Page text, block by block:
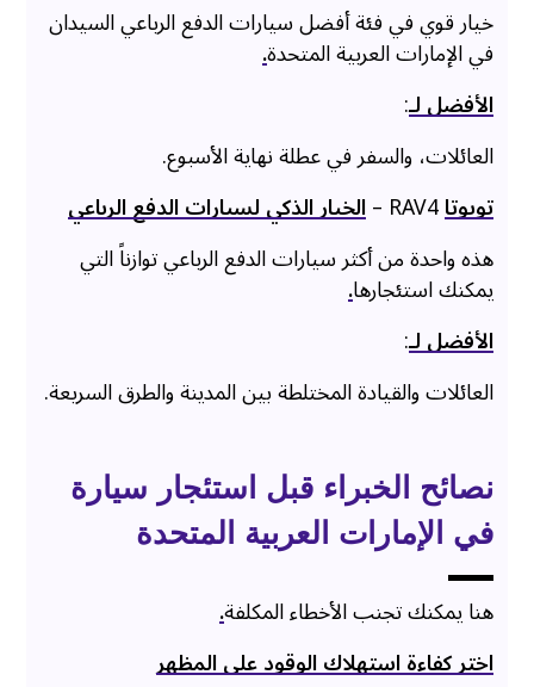
خيار قوي في فئة أفضل سيارات الدفع الرباعي السيدان
في الإمارات العربية المتحدة.
الأفضل لـ:
العائلات، والسفر في عطلة نهاية الأسبوع.
تويوتاRAV4 –
الخيار الذكي لسيارات الدفع الرباعي
هذه واحدة من أكثر سيارات الدفع الرباعي توازناً التي
يمكنك استئجارها.
الأفضل لـ:
العائلات والقيادة المختلطة بين المدينة والطرق السريعة.
نصائح الخبراء قبل استئجار سيارة
في الإمارات العربية المتحدة
هنا يمكنك تجنب الأخطاء المكلفة.
اختر كفاءة استهلاك الوقود على المظهر